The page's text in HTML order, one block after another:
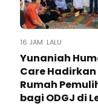
16 JAM LALU
Yunaniah
Care Hadirkan
Rumah
bagi ODGJ di